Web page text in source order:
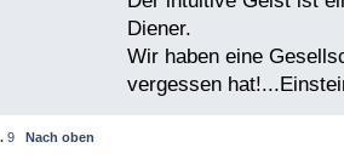
Diener.
Wir haben eine
vergessen
9 Nach oben